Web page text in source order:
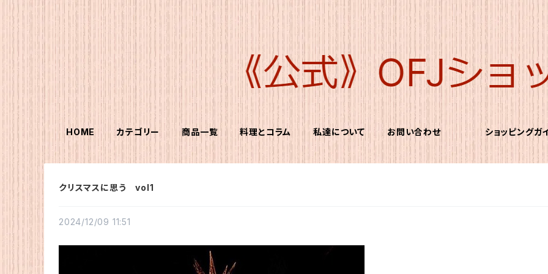
HOME カテゴリー 商品一覧 料理とコラム 私達について お問い合わせ ショッピングガ
クリスマスに思う vol1
2024/12/09 11:51